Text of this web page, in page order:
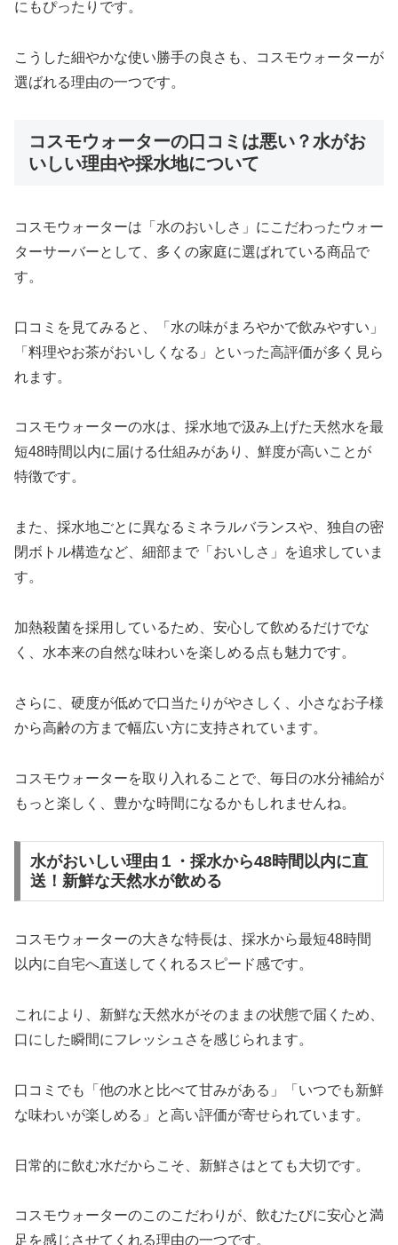
にもぴったりです。
こうした細やかな使い勝手の良さも、コスモウォーターが
選ばれる理由の一つです。
コスモウォーターの口コミは悪い？水がお
いしい理由や採水地について
コスモウォーターは「水のおいしさ」にこだわったウォー
ターサーバーとして、多くの家庭に選ばれている商品で
す。
口コミを見てみると、「水の味がまろやかで飲みやすい」
「料理やお茶がおいしくなる」といった高評価が多く見ら
れます。
コスモウォーターの水は、採水地で汲み上げた天然水を最
短48時間以内に届ける仕組みがあり、鮮度が高いことが
特徴です。
また、採水地ごとに異なるミネラルバランスや、独自の密
閉ボトル構造など、細部まで「おいしさ」を追求していま
す。
加熱殺菌を採用しているため、安心して飲めるだけでな
く、水本来の自然な味わいを楽しめる点も魅力です。
さらに、硬度が低めで口当たりがやさしく、小さなお子様
から高齢の方まで幅広い方に支持されています。
コスモウォーターを取り入れることで、毎日の水分補給が
もっと楽しく、豊かな時間になるかもしれませんね。
水がおいしい理由１・採水から48時間以内に直
送！新鮮な天然水が飲める
コスモウォーターの大きな特長は、採水から最短48時間
以内に自宅へ直送してくれるスピード感です。
これにより、新鮮な天然水がそのままの状態で届くため、
口にした瞬間にフレッシュさを感じられます。
口コミでも「他の水と比べて甘みがある」「いつでも新鮮
な味わいが楽しめる」と高い評価が寄せられています。
日常的に飲む水だからこそ、新鮮さはとても大切です。
コスモウォーターのこのこだわりが、飲むたびに安心と満
足を感じさせてくれる理由の一つです。